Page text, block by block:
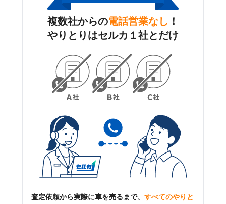
複数社からの電話営業なし ！
やりとりはセルカ１社とだけ
査定依頼から実際に車を売るまで、 すべてのやりと